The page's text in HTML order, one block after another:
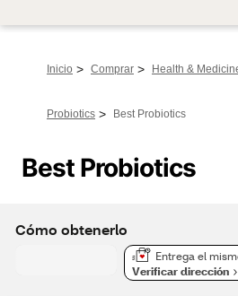
Inicio > Comprar > Health &
Probiotics > Best Probiotics
Best Probiotics
Cómo obtenerlo
Entrega el
Verificar dirección